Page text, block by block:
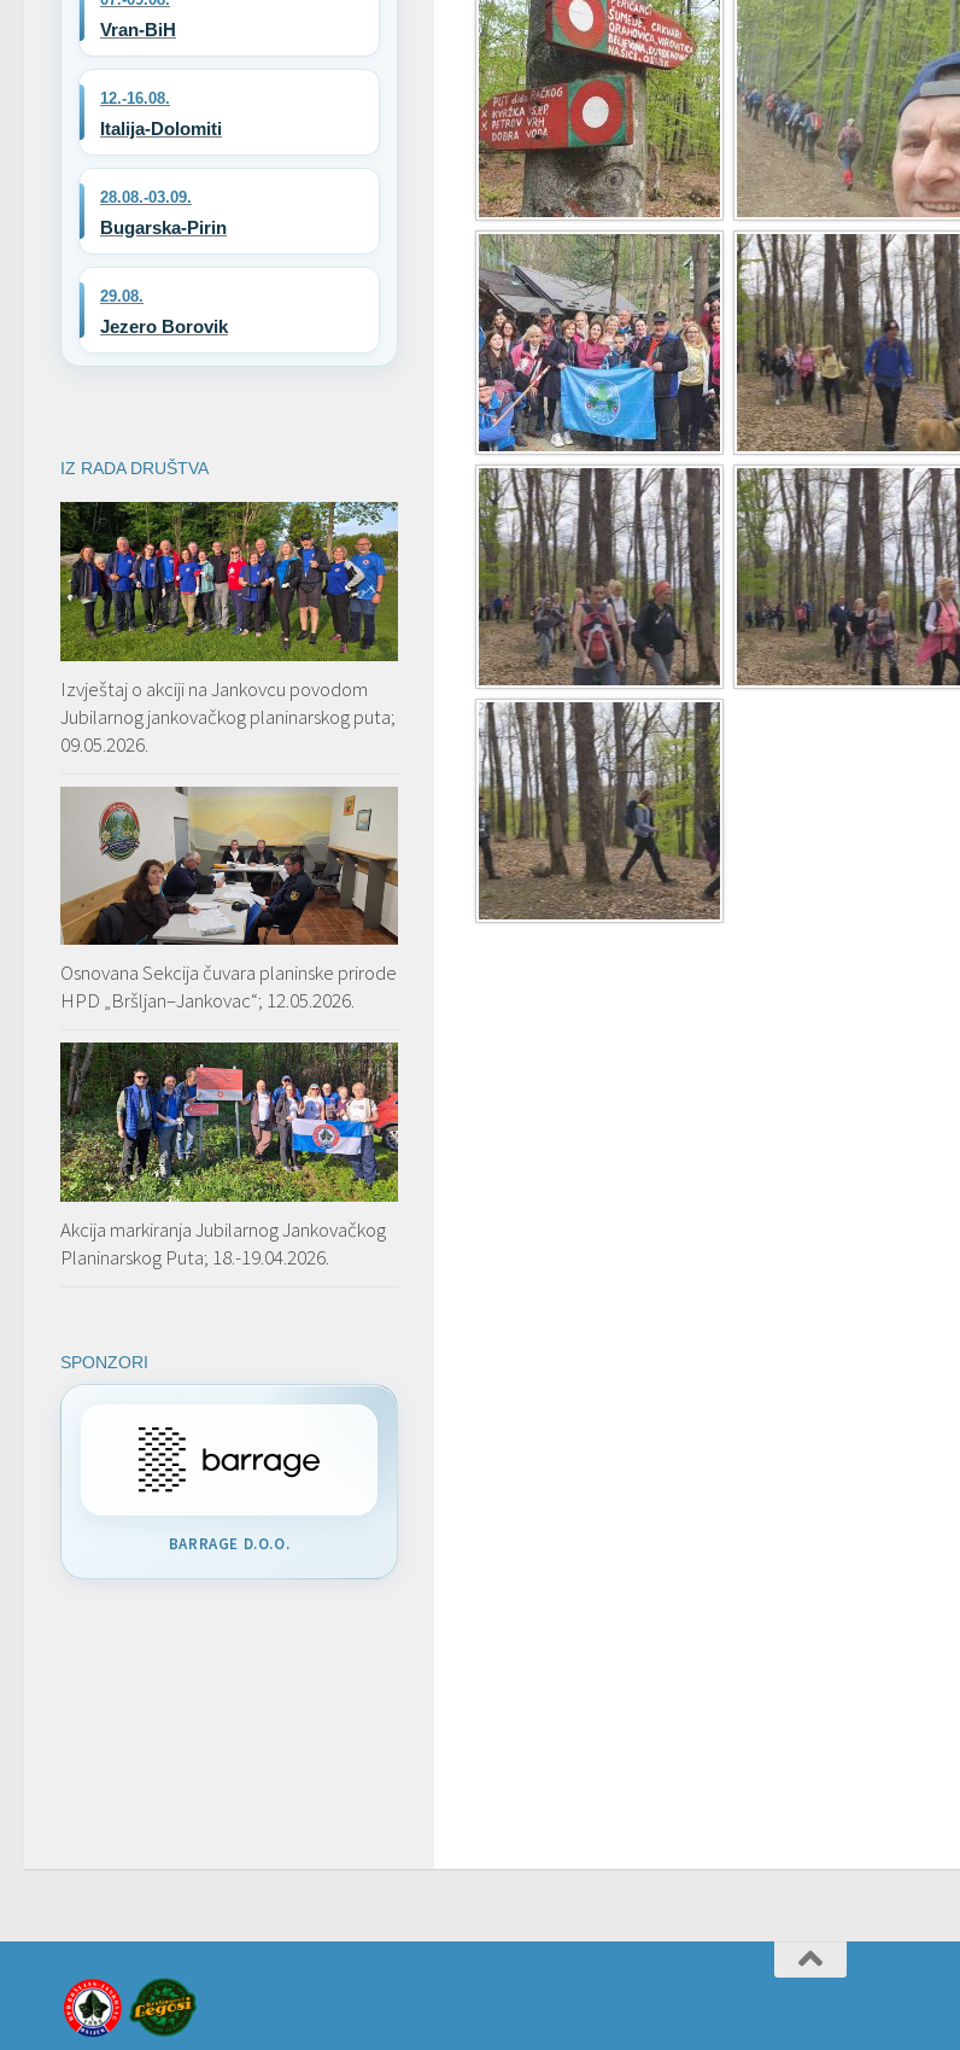
Vran-BiH
12.-16.08.
Italija-Dolomiti
28.08.-03.09.
Bugarska-Pirin
29.08.
Jezero Borovik
IZ RADA DRUŠTVA
Izvještaj o akciji na Jankovcu povodom
Jubilarnog jankovačkog planinarskog puta;
09.05.2026.
Osnovana Sekcija čuvara planinske prirode
HPD „Bršljan–Jankovac“; 12.05.2026.
Akcija markiranja Jubilarnog Jankovačkog
Planinarskog Puta; 18.-19.04.2026.
SPONZORI
BARRAGE D.O.O.